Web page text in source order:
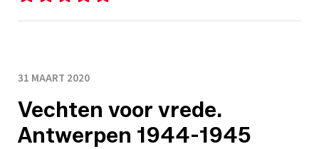
31 MAART 2020
Vechten voor vrede.
Antwerpen 1944-1945